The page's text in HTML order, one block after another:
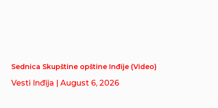
Sednica Skupštine opštine Inđije (Video)
Vesti Inđija | August 6, 2026